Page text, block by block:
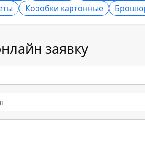
Коробки картонные
заявку